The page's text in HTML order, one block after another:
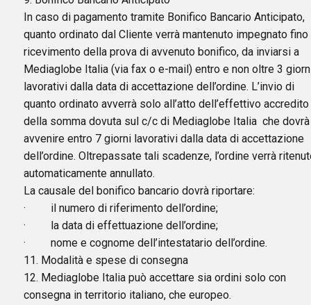
In caso di pagamento tramite Bonifico Bancario Anticipato,
quanto ordinato dal Cliente verrà mantenuto impegnato fino
ricevimento della prova di avvenuto bonifico, da inviarsi a
Mediaglobe Italia (via fax o e-mail) entro e non oltre 3
lavorativi dalla data di accettazione dell’ordine. L’invio di
quanto ordinato avverrà solo all’atto dell’effettivo accredito
della somma dovuta sul c/c di Mediaglobe Italia che dovrà
avvenire entro 7 giorni lavorativi dalla data di accettazione
dell’ordine. Oltrepassate tali scadenze, l’ordine verrà
automaticamente annullato.
La causale del bonifico bancario dovrà riportare:
· il numero di riferimento dell’ordine;
· la data di effettuazione dell’ordine;
· nome e cognome dell’intestatario dell’ordine.
11. Modalità e spese di consegna
12. Mediaglobe Italia può accettare sia ordini solo con
consegna in territorio italiano, che europeo.